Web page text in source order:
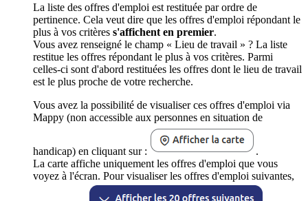
La liste des offres d'emploi est restituée par ordre de
pertinence. Cela veut dire que les offres d'emploi répondant le
plus à vos critères s'affichent en premier.
Vous avez renseigné le champ « Lieu de travail » ? La liste
restitue les offres répondant le plus à vos critères. Parmi
celles-ci sont d'abord restituées les offres dont le lieu de travail
est le plus proche de votre recherche.
Vous avez la possibilité de visualiser ces offres d'emploi via
Mappy (non accessible aux personnes en situation de
handicap) en cliquant sur :
.
La carte affiche uniquement les offres d'emploi que vous
voyez à l'écran. Pour visualiser les offres d'emploi suivantes,